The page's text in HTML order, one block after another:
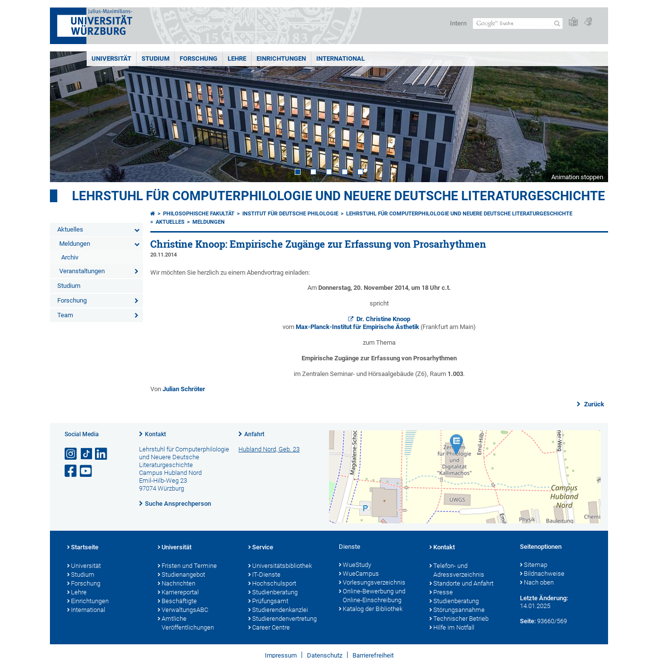
Intern
UNIVERSITÄT STUDIUM FORSCHUNG LEHRE EINRICHTUNGEN INTERNATIONAL
Animation stoppen
LEHRSTUHL FÜR COMPUTERPHILOLOGIE UND NEUERE DEUTSCHE LITERATURGESCHICHTE
Aktuelles
Meldungen
Archiv
Veranstaltungen
Studium
Forschung
Team
PHILOSOPHISCHE FAKULTÄT INSTITUT FÜR DEUTSCHE PHILOLOGIE
LEHRSTUHL FÜR COMPUTERPHILOLOGIE UND NEUERE DEUTSCHE LITERATURGESCHICHTE
AKTUELLES
MELDUNGEN
Christine Knoop: Empirische Zugänge zur Erfassung von Prosarhythmen
20.11.2014
Wir möchten Sie herzlich zu einem Abendvortrag einladen:
AmDonnerstag, 20. November 2014, um 18 Uhr c.t.
spricht
Dr. Christine Knoop
vomMax-Planck-Institut für Empirische Ästhetik (Frankfurt am Main)
zum Thema
Empirische Zugänge zur Erfassung von Prosarhythmen
im Zentralen Seminar- und Hörsaalgebäude (Z6), Raum 1.003.
VonJulian Schröter
Zurück
Social Media Kontakt
Lehrstuhl für Computerphilologie
und Neuere Deutsche
Literaturgeschichte
Campus Hubland Nord
Emil-Hilb-Weg 23
97074 Würzburg
Suche Ansprechperson
Anfahrt
Hubland Nord, Geb. 23
Startseite
Universität
Studium
Forschung
Lehre
Einrichtungen
International
Universität
Fristen und Termine
Studienangebot
Nachrichten
Karriereportal
Beschäftigte
VerwaltungsABC
Amtliche
Veröffentlichungen
Service
Universitätsbibliothek
IT-Dienste
Hochschulsport
Studienberatung
Prüfungsamt
Studierendenkanzlei
Studierendenvertretung
Career Centre
Dienste
WueStudy
WueCampus
Vorlesungsverzeichnis
Online-Bewerbung und
Online-Einschreibung
Katalog der Bibliothek
Kontakt
Telefon- und
Adressverzeichnis
Standorte und Anfahrt
Presse
Studienberatung
Störungsannahme
Technischer Betrieb
Hilfe im Notfall
Seitenoptionen
Sitemap
Bildnachweise
Nach oben
Letzte Änderung:
14.01.2025
Seite: 93660/569
Impressum Datenschutz Barrierefreiheit